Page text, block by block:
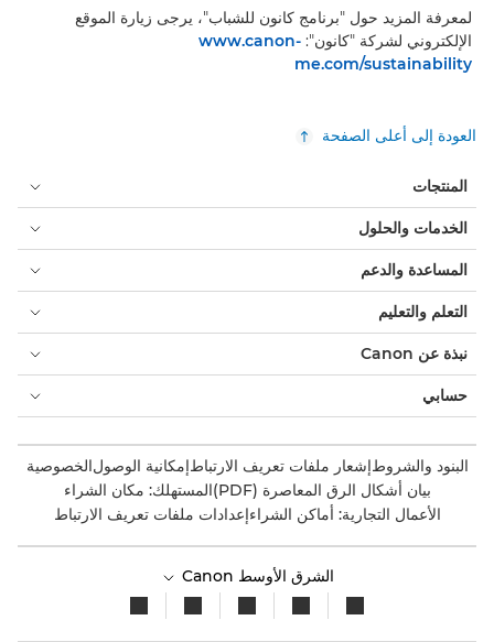
لمعرفة المزيد حول "برنامج كانون للشباب"، يرجى زيارة الموقع
الإلكتروني لشركة "كانون": www.canon-
me.com/sustainability
العودة إلى أعلى الصفحة
المنتجات
الخدمات والحلول
المساعدة والدعم
التعلم والتعليم
نبذة عن Canon
حسابي
البنود والشروطإشعار ملفات تعريف الارتباطإمكانية الوصولالخصوصية
بيان أشكال الرق المعاصرة (PDF)
المستهلك: مكان الشراء
الأعمال التجارية: أماكن الشراءإعدادات ملفات تعريف الارتباط
الشرق الأوسط Canon